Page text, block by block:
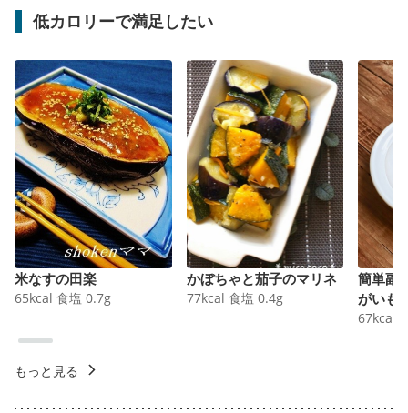
低カロリーで満足したい
米なすの田楽
65kcal 食塩 0.7g
かぼちゃと茄子のマリネ
77kcal 食塩 0.4g
簡単副
がいも
67kcal
もっと見る